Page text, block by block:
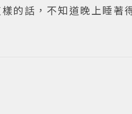
的話，不知道晚上睡著